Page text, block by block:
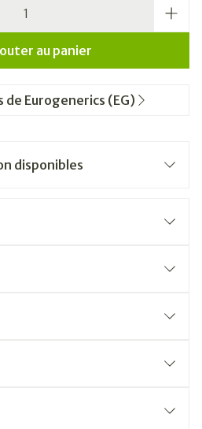
au panier
Eurogenerics (EG)
disponibles